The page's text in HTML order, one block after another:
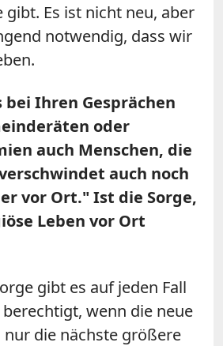
Es ist nicht neu, aber
notwendig, dass wir
bei Ihren Gesprächen
oder
auch Menschen, die
auch noch
vor Ort." Ist die Sorge,
Leben vor Ort
gibt es auf jeden Fall
wenn die neue
nur die nächste größere